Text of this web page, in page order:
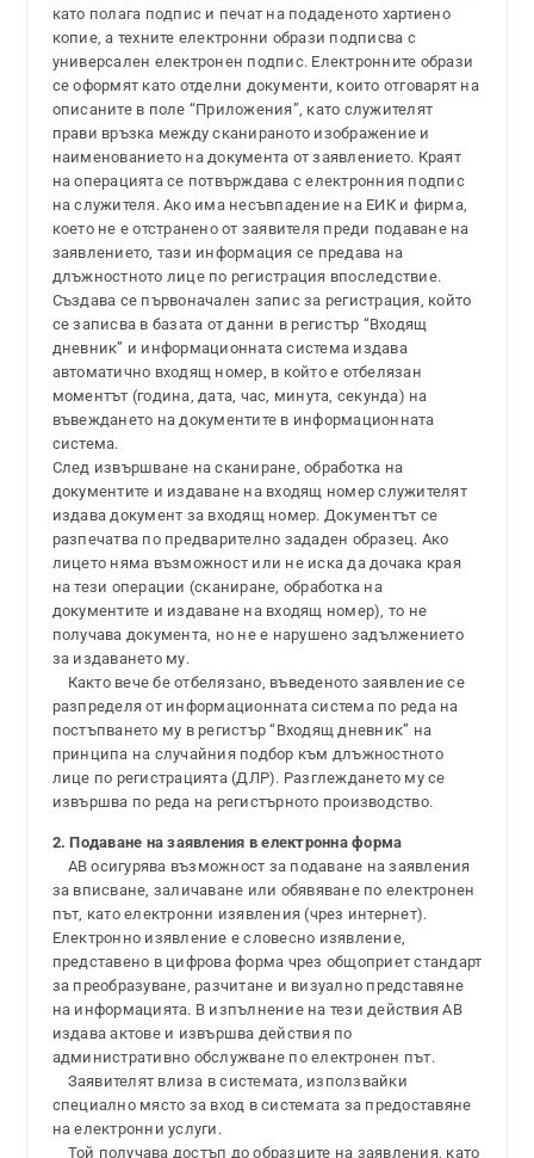
като полага подпис и печат на подаденото хартиено
копие, а техните електронни образи подписва с
универсален електронен подпис. Електронните образи
се оформят като отделни документи, които отговарят на
описаните в поле “Приложения”, като служителят
прави връзка между сканираното изображение и
наименованието на документа от заявлението. Краят
на операцията се потвърждава с електронния подпис
на служителя. Ако има несъвпадение на ЕИК и фирма,
което не е отстранено от заявителя преди подаване на
заявлението, тази информация се предава на
длъжностното лице по регистрация впоследствие.
Създава се първоначален запис за регистрация, който
се записва в базата от данни в регистър “Входящ
дневник” и информационната система издава
автоматично входящ номер, в който е отбелязан
моментът (година, дата, час, минута, секунда) на
въвеждането на документите в информационната
система.
След извършване на сканиране, обработка на
документите и издаване на входящ номер служителят
издава документ за входящ номер. Документът се
разпечатва по предварително зададен образец. Ако
лицето няма възможност или не иска да дочака края
на тези операции (сканиране, обработка на
документите и издаване на входящ номер), то не
получава документа, но не е нарушено задължението
за издаването му.
Както вече бе отбелязано, въведеното заявление се
разпределя от информационната система по реда на
постъпването му в регистър “Входящ дневник” на
принципа на случайния подбор към длъжностното
лице по регистрацията (ДЛР). Разглеждането му се
извършва по реда на регистърното производство.
2. Подаване на заявления в електронна форма
АВ осигурява възможност за подаване на заявления
за вписване, заличаване или обявяване по електронен
път, като електронни изявления (чрез интернет).
Електронно изявление е словесно изявление,
представено в цифрова форма чрез общоприет стандарт
за преобразуване, разчитане и визуално представяне
на информацията. В изпълнение на тези действия АВ
издава актове и извършва действия по
административно обслужване по електронен път.
Заявителят влиза в системата, използвайки
специално място за вход в системата за предоставяне
на електронни услуги.
Той получава достъп до образците на заявления, като